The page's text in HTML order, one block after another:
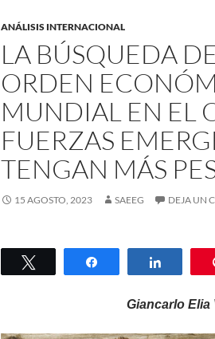
ANÁLISIS INTERNACIONAL
LA BÚSQUEDA
ORDEN
MUNDIAL EN EL
FUERZAS
TENGAN MÁS
15 AGOSTO, 2023 SAEEG DEJA UN
Twittear Compartir
Giancarlo Elia